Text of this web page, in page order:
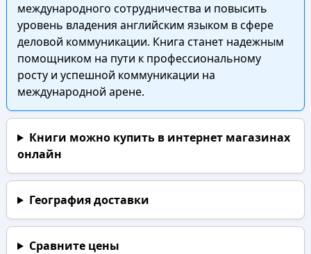
международного сотрудничества и повысить
уровень владения английским языком в сфере
деловой коммуникации. Книга станет надежным
помощником на пути к профессиональному
росту и успешной коммуникации на
международной арене.
Книги можно купить в интернет магазинах
онлайн
География доставки
Сравните цены